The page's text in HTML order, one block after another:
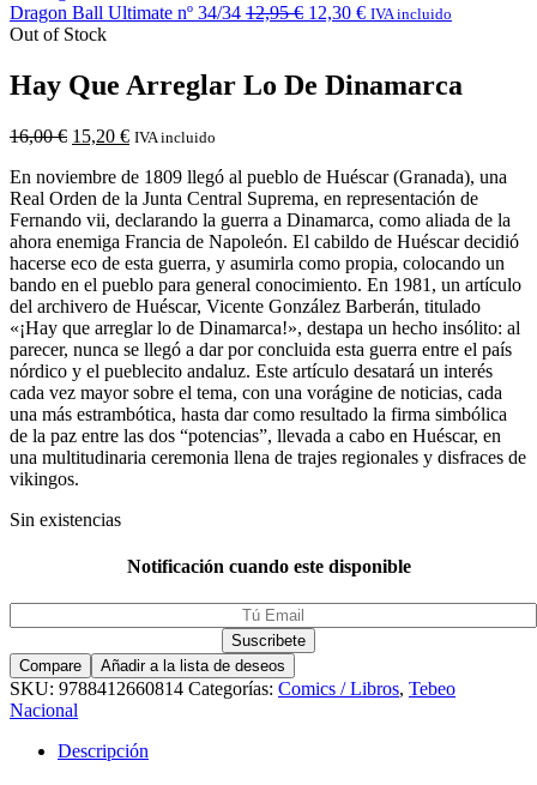
Dragon Ball Ultimate nº 34/34 12,95€ 12,30 € IVA incluido
Out of Stock
Hay Que Arreglar Lo De Dinamarca
16,00€ 15,20 € IVA incluido
En noviembre de 1809 llegó al pueblo de Huéscar (Granada), una
Real Orden de la Junta Central Suprema, en representación de
Fernando vii, declarando la guerra a Dinamarca, como aliada de la
ahora enemiga Francia de Napoleón. El cabildo de Huéscar decidió
hacerse eco de esta guerra, y asumirla como propia, colocando un
bando en el pueblo para general conocimiento. En 1981, un artículo
del archivero de Huéscar, Vicente González Barberán, titulado
«¡Hay que arreglar lo de Dinamarca!», destapa un hecho insólito: al
parecer, nunca se llegó a dar por concluida esta guerra entre el país
nórdico y el pueblecito andaluz. Este artículo desatará un interés
cada vez mayor sobre el tema, con una vorágine de noticias, cada
una más estrambótica, hasta dar como resultado la firma simbólica
de la paz entre las dos “potencias”, llevada a cabo en Huéscar, en
una multitudinaria ceremonia llena de trajes regionales y disfraces de
vikingos.
Sin existencias
Notificación cuando este disponible
Compare Añadir a la lista de deseos
SKU: 9788412660814 Categorías: Comics / Libros, Tebeo
Nacional
Descripción